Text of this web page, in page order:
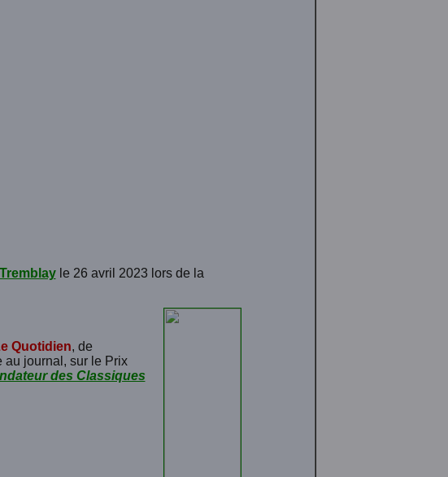
le 26 avril 2023 lors de la
Quotidien, de
au journal, sur le Prix
des Classiques